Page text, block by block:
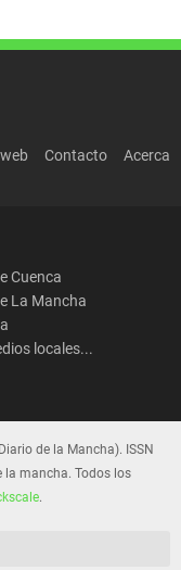
Contacto
Acerca
Cuenca
La Mancha
locales...
de la Mancha). ISSN
la mancha. Todos los
.